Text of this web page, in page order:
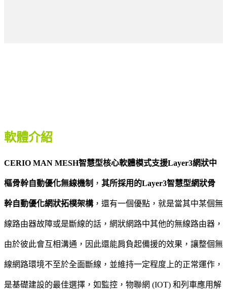
軟體介紹
CERIO MAN MESH智慧型核心軟體模式支援Layer3網狀中
樞骨幹自動優化無線機制 ， 其所採用的Layer3智慧型網狀骨
幹自動優化網狀拓樸架構，還有一個優點，就是當其中某個無
線路由器故障或是斷線的話，網狀網路中其他的無線路由器，
由於彼此會互相溝通，因此還能肩負起備援的效果，讓整個無
線網路環境不至於全面斷線，並維持一定程度上的正常運作，
是基礎建設的最佳選擇，如監控，物聯網 (IOT) 和列車應用解